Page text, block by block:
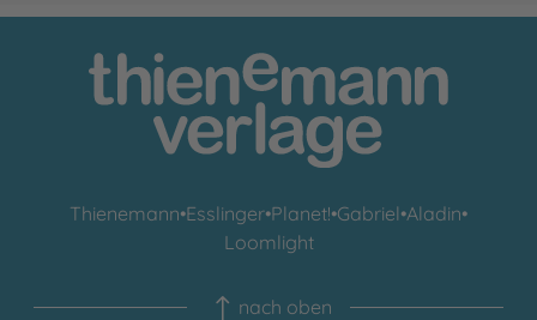
Thienemann•Esslinger•Planet!•Gabriel•Aladin•
Loomlight
nach oben